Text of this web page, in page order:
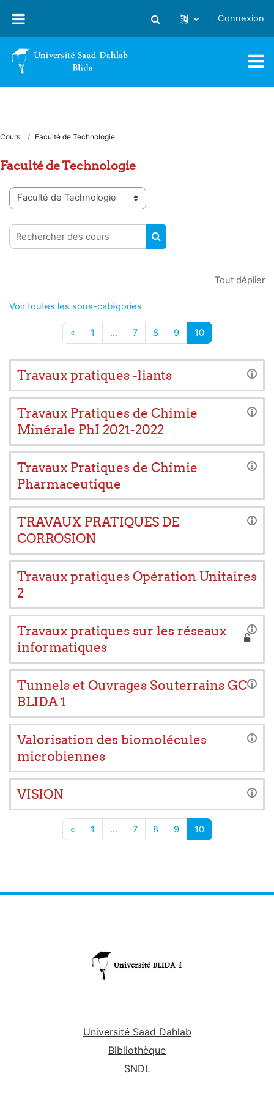
Activer/désactiver la saisie
Connexion
Cours Faculté de Technologie
Faculté de Technologie
Catégories de cours
Rechercher des cours
RECHERCHER DES
Tout déplier
Voir toutes les sous-catégories
«Page précédente
1 … 7Page 7
8Page 8
9Page 9
10Page 10
Travaux pratiques -liants
Travaux Pratiques de Chimie
Minérale PhI 2021-2022
Travaux Pratiques de Chimie
Pharmaceutique
TRAVAUX PRATIQUES DE
CORROSION
Travaux pratiques Opération Unitaires
2
Travaux pratiques sur les réseaux
informatiques
Tunnels et Ouvrages Souterrains GC
BLIDA 1
Valorisation des biomolécules
microbiennes
VISION
«Page précédente
1 … 7Page 7
8Page 8
9Page 9
10Page 10
Université Saad Dahlab
Bibliothèque
SNDL